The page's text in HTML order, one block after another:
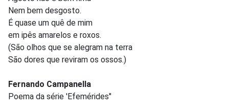
Nem bem desgosto.
É quase um quê de mim
em ipês amarelos e roxos.
(São olhos que se alegram na terra
São dores que reviram os ossos.)
Fernando Campanella
Poema da série 'Efemérides"